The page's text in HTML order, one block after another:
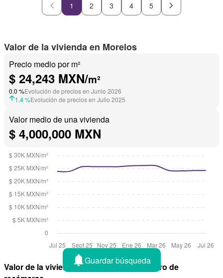
1 2 3 4 5
Valor de la vivienda en Morelos
Precio medio por m²
$ 24,243 MXN/m²
0.0 %Evolución de precios en Junio 2026
1.4 %Evolución de precios en Julio 2025
Valor medio de una vivienda
$ 4,000,000 MXN
Valor de la vivienda en Morelos por número de
Guardar búsqueda